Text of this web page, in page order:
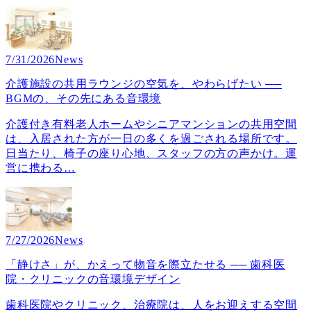
7/31/2026News
介護施設の共用ラウンジの空気を、やわらげたい ──
BGMの、その先にある音環境
介護付き有料老人ホームやシニアマンションの共用空間
は、入居された方が一日の多くを過ごされる場所です。
日当たり、椅子の座り心地、スタッフの方の声かけ。運
営に携わる …
7/27/2026News
「静けさ」が、かえって物音を際立たせる ── 歯科医
院・クリニックの音環境デザイン
歯科医院やクリニック、治療院は、人をお迎えする空間